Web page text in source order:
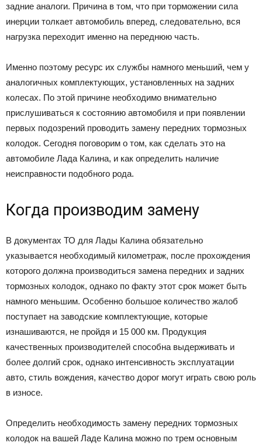
задние аналоги. Причина в том, что при торможении сила
инерции толкает автомобиль вперед, следовательно, вся
нагрузка переходит именно на переднюю часть.
Именно поэтому ресурс их службы намного меньший, чем у
аналогичных комплектующих, установленных на задних
колесах. По этой причине необходимо внимательно
прислушиваться к состоянию автомобиля и при появлении
первых подозрений проводить замену передних тормозных
колодок. Сегодня поговорим о том, как сделать это на
автомобиле Лада Калина, и как определить наличие
неисправности подобного рода.
Когда производим замену
В документах ТО для Лады Калина обязательно
указывается необходимый километраж, после прохождения
которого должна производиться замена передних и задних
тормозных колодок, однако по факту этот срок может быть
намного меньшим. Особенно большое количество жалоб
поступает на заводские комплектующие, которые
изнашиваются, не пройдя и 15 000 км. Продукция
качественных производителей способна выдерживать и
более долгий срок, однако интенсивность эксплуатации
авто, стиль вождения, качество дорог могут играть свою роль
в износе.
Определить необходимость замену передних тормозных
колодок на вашей Ладе Калина можно по трем основным